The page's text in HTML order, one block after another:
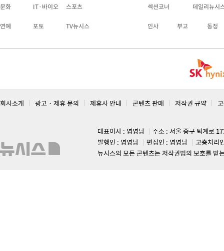
문화 IT·바이오 스포츠
연예 포토 TV뉴시스
섹션코너 데일리뉴시
인사 부고 동정
회사소개 광고 · 제휴 문의 제휴사 안내 콘텐츠 판매 저작권 규약
대표이사 : 염영남
주소 : 서울 중구 퇴계로
발행인 : 염영남
편집인 : 염영남
고충처리
뉴시스의 모든 콘텐츠는 저작권법의 보호를